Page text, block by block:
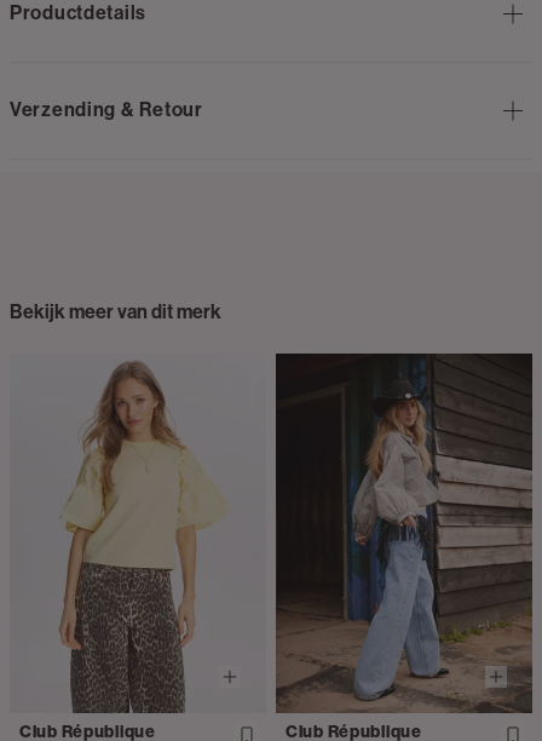
Productdetails
Verzending & Retour
Bekijk meer van dit merk
Club République Club République